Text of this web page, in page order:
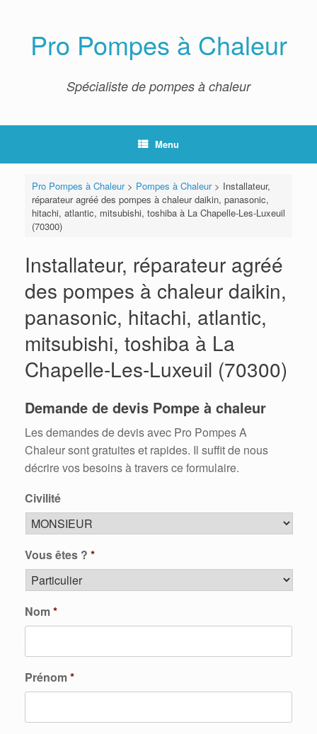
Pro Pompes à Chaleur
Spécialiste de pompes à chaleur
Menu
Pro Pompes à Chaleur> Pompes à Chaleur> Installateur,
réparateur agréé des pompes à chaleur daikin, panasonic,
hitachi, atlantic, mitsubishi, toshiba à La Chapelle-Les-Luxeuil
(70300)
Installateur, réparateur agréé
des pompes à chaleur daikin,
panasonic, hitachi, atlantic,
mitsubishi, toshiba à La
Chapelle-Les-Luxeuil (70300)
Demande de devis Pompe à chaleur
Les demandes de devis avec Pro Pompes A
Chaleur sont gratuites et rapides. Il suffit de nous
décrire vos besoins à travers ce formulaire.
Civilité
Vous êtes ? *
Nom*
Prénom*